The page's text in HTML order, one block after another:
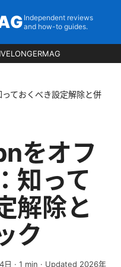
Independent reviews
and how-to guides.
ておくべき設定解除と併
をオフ
知って
解除と
ク
日 · 1 min · Updated 2026年